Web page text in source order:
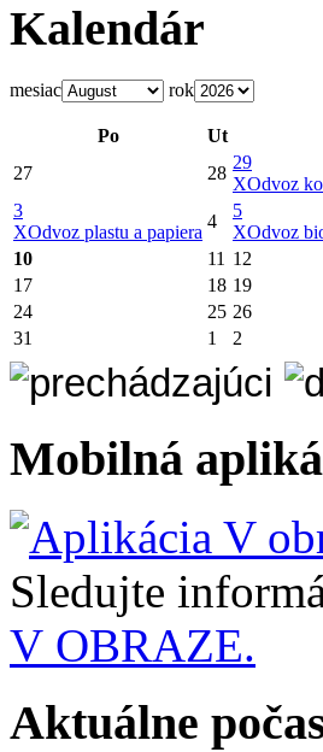
Kalendár
mesiac rok
Po Ut
27
28
29
XOdvoz
3
XOdvoz plastu a papiera
4
5
XOdvoz
10
11 12
17
18 19
24
25 26
31
1 2
Mobilná
Sledujte
V OBRAZE.
Aktuálne